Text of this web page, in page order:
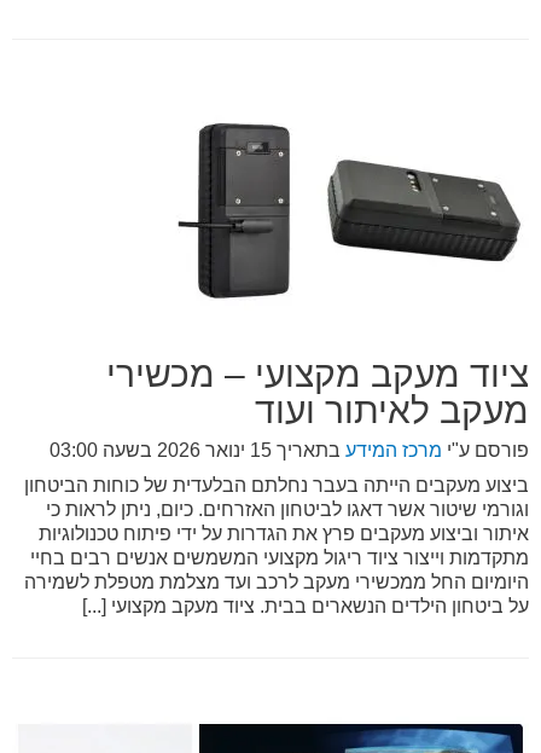
ציוד מעקב מקצועי – מכשירי
מעקב לאיתור ועוד
פורסם ע"י מרכז המידע בתאריך 15 ינואר 2026 בשעה 03:00
ביצוע מעקבים הייתה בעבר נחלתם הבלעדית של כוחות הביטחון
וגורמי שיטור אשר דאגו לביטחון האזרחים. כיום, ניתן לראות כי
איתור וביצוע מעקבים פרץ את הגדרות על ידי פיתוח טכנולוגיות
מתקדמות וייצור ציוד ריגול מקצועי המשמשים אנשים רבים בחיי
היומיום החל ממכשירי מעקב לרכב ועד מצלמת מטפלת לשמירה
על ביטחון הילדים הנשארים בבית. ציוד מעקב מקצועי [...]